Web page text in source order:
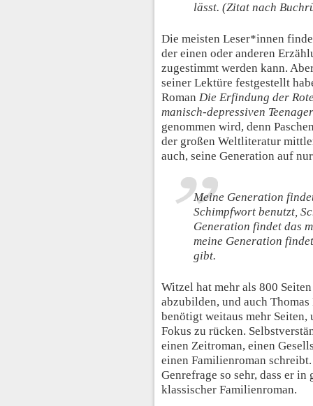
lässt. (Zitat nach
Die meisten Leser*innen
der einen oder anderen
zugestimmt werden kann.
seiner Lektüre festgestellt
Roman Die Erfindung der
manisch-depressiven
genommen wird, denn
der großen Weltliteratur
auch, seine Generation auf
Meine Generation
Schimpfwort benutzt,
Generation findet das
meine Generation
gibt.
Witzel hat mehr als 800
abzubilden, und auch
benötigt weitaus mehr
Fokus zu rücken.
einen Zeitroman, einen
einen Familienroman
Genrefrage so sehr, dass er
klassischer Familienroman.